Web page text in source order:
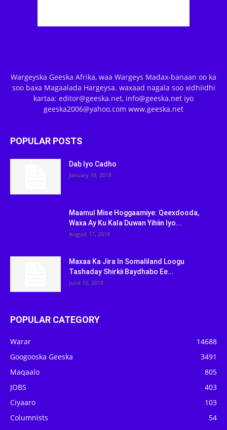
Wargeyska Geeska Afrika, waa Wargeys Madax-banaan oo ka
soo baxa Magaalada Hargeysa. waxaad nagala soo xidhiidhi
kartaa: editor@geeska.net, info@geeska.net iyo
geeska2006@yahoo.com www.geeska.net
POPULAR POSTS
Dab Iyo Cadho
January 18, 2018
Maamul Mise Hoggaamiye: Qeexdooda,
Waxa Ay Ku Kala Duwan Yihiin Iyo...
August 17, 2018
Maxaa Ka Jira In Somaliland Loogu
Tashaday Shirkii Baydhabo Ee...
June 10, 2018
POPULAR CATEGORY
Warar
14688
Googooska Geeska
3491
Maqaalo
805
JOBS
403
Ciyaaro
103
Columnists
54